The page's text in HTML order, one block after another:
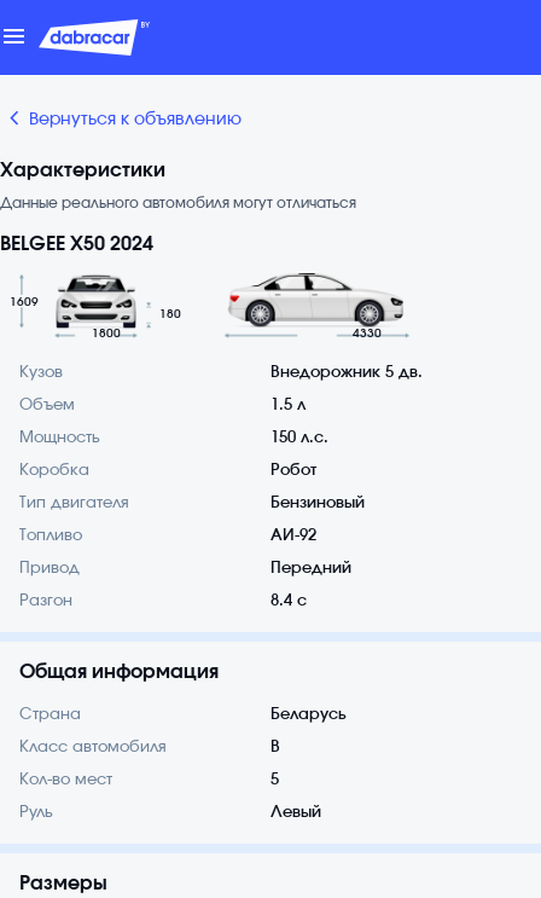
menu
chevron_backward Вернуться к объявлению
Характеристики
Данные реального автомобиля могут отличаться
BELGEE X50 2024
1800
1609
180
4330
Кузов Внедорожник 5 дв.
Объем 1.5 л
Мощность 150 л.с.
Коробка Робот
Тип двигателя Бензиновый
Топливо АИ-92
Привод Передний
Разгон 8.4 с
Общая информация
Страна Беларусь
Класс автомобиля B
Кол-во мест 5
Руль Левый
Размеры